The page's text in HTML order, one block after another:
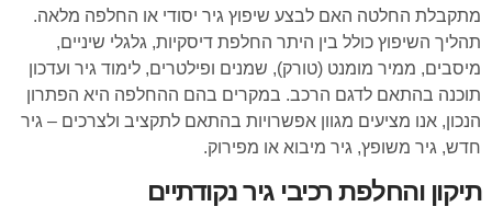
מתקבלת החלטה האם לבצע שיפוץ גיר יסודי או החלפה מלאה.
תהליך השיפוץ כולל בין היתר החלפת דיסקיות, גלגלי שיניים,
מיסבים, ממיר מומנט (טורק), שמנים ופילטרים, לימוד גיר ועדכון
תוכנה בהתאם לדגם הרכב. במקרים בהם ההחלפה היא הפתרון
הנכון, אנו מציעים מגוון אפשרויות בהתאם לתקציב ולצרכים – גיר
חדש, גיר משופץ, גיר מיבוא או מפירוק.
תיקון והחלפת רכיבי גיר נקודתיים